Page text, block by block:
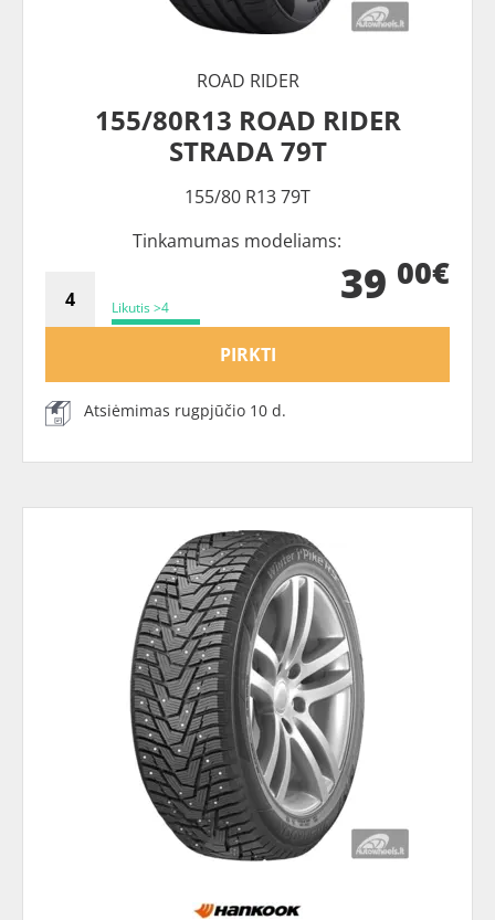
ROAD RIDER
155/80R13 ROAD RIDER
STRADA 79T
155/80 R13 79T
Tinkamumas modeliams:
Likutis >4 39 00€
PIRKTI
Atsiėmimas rugpjūčio 10 d.